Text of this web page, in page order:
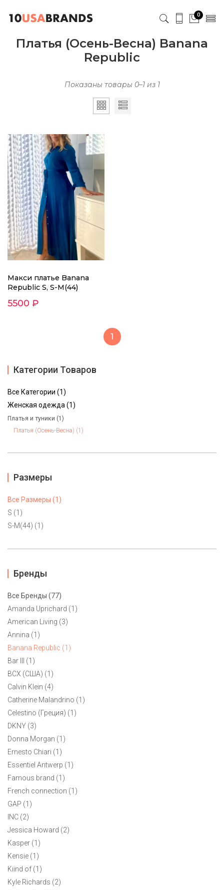
0
Платья (Осень-Весна) Banana
Republic
Показаны товары 0–1 из 1
Макси платье Banana
Republic S, S-M(44)
5500 ₽
1
Макси платье Banana Republic S, S-M(44)
5500 ₽
Женственное макси платье Banana Republic. Маркировка 8 на
р.44. Шелковистый полиэстер. Рукав 3/4.
Категории Товаров
Все Категории (1)
Женская одежда (1)
Платья и туники (1)
Платья (Осень-Весна) (1)
Размеры
Все Размеры (1)
S (1)
S-M(44) (1)
Бренды
Все Бренды (77)
Amanda Uprichard (1)
American Living (3)
Annina (1)
Banana Republic (1)
Bar III (1)
BCX (США) (1)
Calvin Klein (4)
Catherine Malandrino (1)
Celestino (Греция) (1)
DKNY (3)
Donna Morgan (1)
Ernesto Chiari (1)
Essentiel Antwerp (1)
Famous brand (1)
French connection (1)
GAP (1)
INC (2)
Jessica Howard (2)
Kasper (1)
Kensie (1)
Kiind of (1)
Kyle Richards (2)